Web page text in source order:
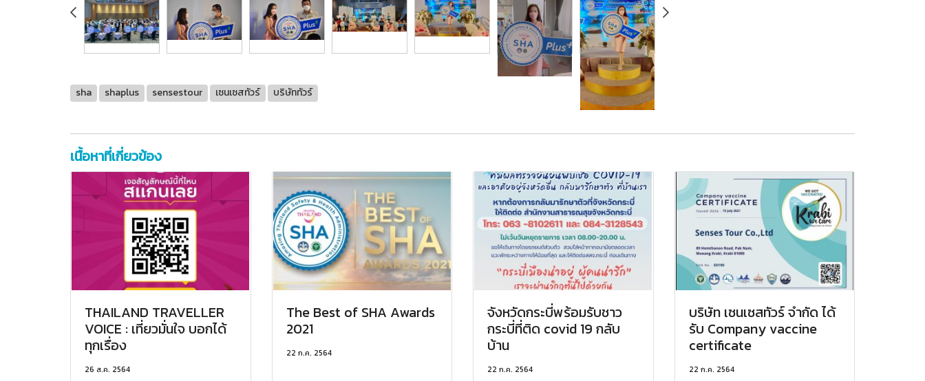
sha shaplus sensestour เซนเซสทัวร์ บริษัททัวร์
เนื้อหาที่เกี่ยวข้อง
THAILAND TRAVELLER
VOICE : เที่ยวมั่นใจ บอกได้
ทุกเรื่อง
26 ส.ค. 2564
The Best of SHA Awards
2021
22 ก.ค. 2564
จังหวัดกระบี่พร้อมรับชาว
กระบี่ที่ติด covid 19 กลับ
บ้าน
22 ก.ค. 2564
บริษัท เซนเซสทัวร์ จำกัด ได้
รับ Company vaccine
certificate
22 ก.ค. 2564